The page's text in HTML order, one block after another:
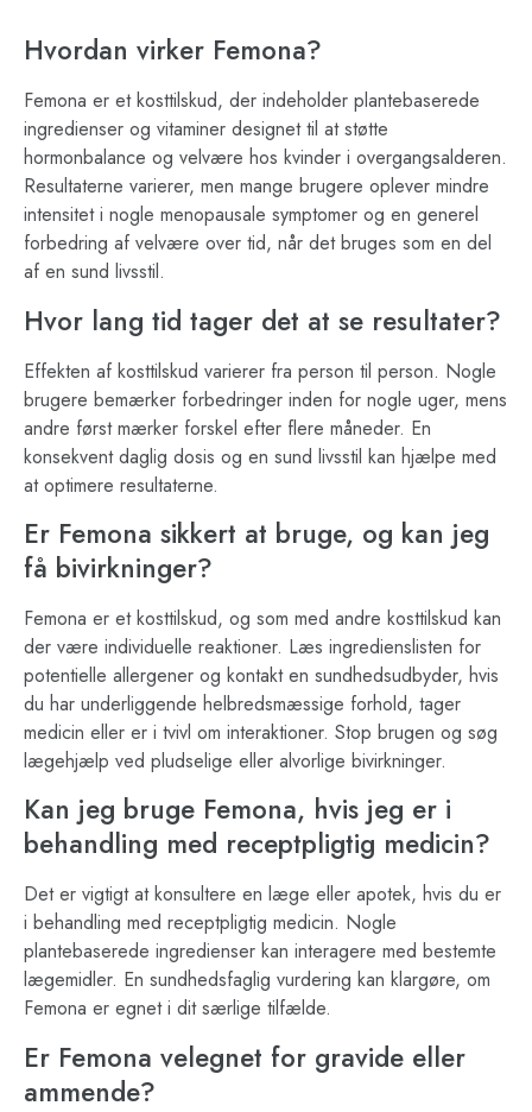
Hvordan virker Femona?
Femona er et kosttilskud, der indeholder plantebaserede
ingredienser og vitaminer designet til at støtte
hormonbalance og velvære hos kvinder i overgangsalderen.
Resultaterne varierer, men mange brugere oplever mindre
intensitet i nogle menopausale symptomer og en generel
forbedring af velvære over tid, når det bruges som en del
af en sund livsstil.
Hvor lang tid tager det at se resultater?
Effekten af kosttilskud varierer fra person til person. Nogle
brugere bemærker forbedringer inden for nogle uger, mens
andre først mærker forskel efter flere måneder. En
konsekvent daglig dosis og en sund livsstil kan hjælpe med
at optimere resultaterne.
Er Femona sikkert at bruge, og kan jeg
få bivirkninger?
Femona er et kosttilskud, og som med andre kosttilskud kan
der være individuelle reaktioner. Læs ingredienslisten for
potentielle allergener og kontakt en sundhedsudbyder, hvis
du har underliggende helbredsmæssige forhold, tager
medicin eller er i tvivl om interaktioner. Stop brugen og søg
lægehjælp ved pludselige eller alvorlige bivirkninger.
Kan jeg bruge Femona, hvis jeg er i
behandling med receptpligtig medicin?
Det er vigtigt at konsultere en læge eller apotek, hvis du er
i behandling med receptpligtig medicin. Nogle
plantebaserede ingredienser kan interagere med bestemte
lægemidler. En sundhedsfaglig vurdering kan klargøre, om
Femona er egnet i dit særlige tilfælde.
Er Femona velegnet for gravide eller
ammende?